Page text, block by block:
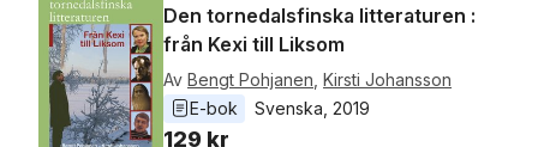
Den tornedalsfinska litteraturen :
från Kexi till Liksom
Av Bengt Pohjanen Kirsti Johansson
E-bok
Svenska 2019
129 kr